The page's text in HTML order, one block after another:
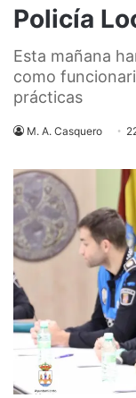
Policía
Esta mañana
como
prácticas
M. A. Casquero